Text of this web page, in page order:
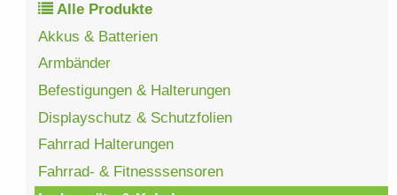
Alle Produkte
Akkus & Batterien
Armbänder
Befestigungen & Halterungen
Displayschutz & Schutzfolien
Fahrrad Halterungen
Fahrrad- & Fitnesssensoren